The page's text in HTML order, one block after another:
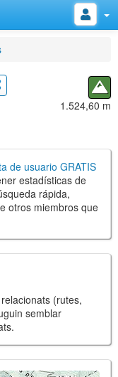
1.524,60 m
de usuario GRATIS
estadísticas de
rápida,
otros miembros que
(rutes,
semblar